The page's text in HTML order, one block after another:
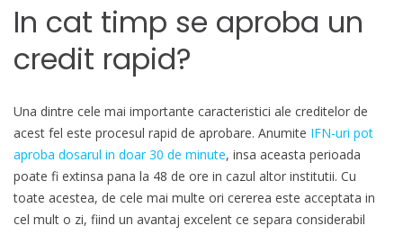
In cat timp se aproba un
credit rapid?
Una dintre cele mai importante caracteristici ale creditelor de
acest fel este procesul rapid de aprobare. Anumite IFN-uri pot
aproba dosarul in doar 30 de minute, insa aceasta perioada
poate fi extinsa pana la 48 de ore in cazul altor institutii. Cu
toate acestea, de cele mai multe ori cererea este acceptata in
cel mult o zi, fiind un avantaj excelent ce separa considerabil